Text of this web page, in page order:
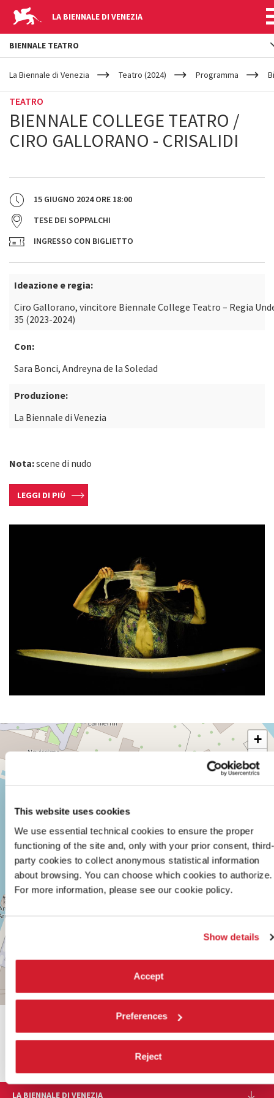
This website uses cookies
We use essential technical cookies to ensure the proper
functioning of the site and, only with your prior consent, third-
party cookies to collect anonymous statistical information
about browsing. You can choose which cookies to authorize.
For more information, please see our cookie policy.
Show details
Accept
Preferences
Reject
LA BIENNALE DI VENEZIA
YOUR
ARE
La Biennale di Venezia Teatro (2024) Programma
TEATRO
BIENNALE COLLEGE TEATRO /
CIRO GALLORANO - CRISALIDI
15 GIUGNO 2024ORE 18:00
TESE DEI SOPPALCHI
INGRESSO CON BIGLIETTO
Ideazione e regia:
Ciro Gallorano, vincitore Biennale College Teatro – Regia
35 (2023-2024)
Con:
Sara Bonci, Andreyna de la Soledad
Produzione:
La Biennale di Venezia
Nota:scene di nudo
LEGGI DI PIÙ
TESE
SOPPALCHI
SESTIERE
CASTELLO
DELLA
TANA,
2169/F
30122
VENEZIA
TEL.
0415218711
info@labiennale.org
+
−
Leaflet| ©OpenStreetMapcontributors
CONDIVIDI SU
BIENNALE TEATRO
LA BIENNALE DI VENEZIA